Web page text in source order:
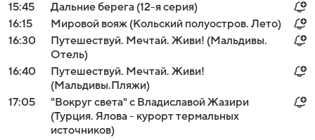
15:45
Дальние берега (12-я серия)
16:15
Мировой вояж (Кольский полуостров. Лето)
16:30
Путешествуй. Мечтай. Живи! (Мальдивы.
Отель)
16:40
Путешествуй. Мечтай. Живи!
(Мальдивы.Пляжи)
17:05
"Вокруг света" с Владиславой Жазири
(Турция. Ялова - курорт термальных
источников)